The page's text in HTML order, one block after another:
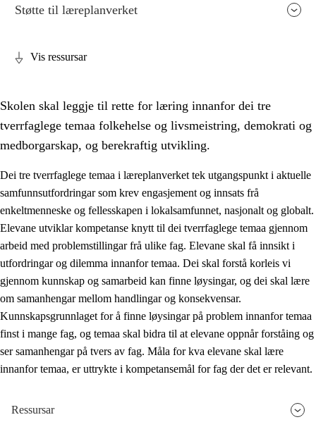
2. Prinsipp for læring, utvikling og danning
Sosial læring og utvikling
2.2 Kompetanse i faga
2.3 Grunnleggjande ferdigheiter
2.4 Å lære å lære
Tverrfaglege tema
2.5 Tverrfaglege tema
2.5.2
Støtte til læreplanverket
Vis ressursar
Skolen skal leggje til rette for læring innanfor dei tre
tverrfaglege temaa folkehelse og livsmeistring, demokrati og
medborgarskap, og berekraftig utvikling.
Dei tre tverrfaglege temaa i læreplanverket tek utgangspunkt i aktuelle
samfunnsutfordringar som krev engasjement og innsats frå
enkeltmenneske og fellesskapen i lokalsamfunnet, nasjonalt og globalt.
Elevane utviklar kompetanse knytt til dei tverrfaglege temaa gjennom
arbeid med problemstillingar frå ulike fag. Elevane skal få innsikt i
utfordringar og dilemma innanfor temaa. Dei skal forstå korleis vi
gjennom kunnskap og samarbeid kan finne løysingar, og dei skal lære
om samanhengar mellom handlingar og konsekvensar.
Kunnskapsgrunnlaget for å finne løysingar på problem innanfor temaa
finst i mange fag, og temaa skal bidra til at elevane oppnår forståing og
ser samanhengar på tvers av fag. Måla for kva elevane skal lære
innanfor temaa, er uttrykte i kompetansemål for fag der det er relevant.
Ressursar